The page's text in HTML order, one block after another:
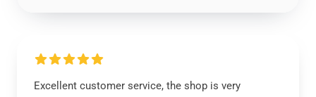
Excellent customer service, the shop is very